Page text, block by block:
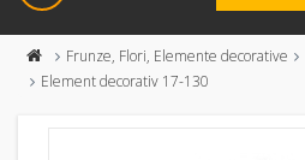
Frunze, Flori, Elemente decorative
Element decorativ 17-130